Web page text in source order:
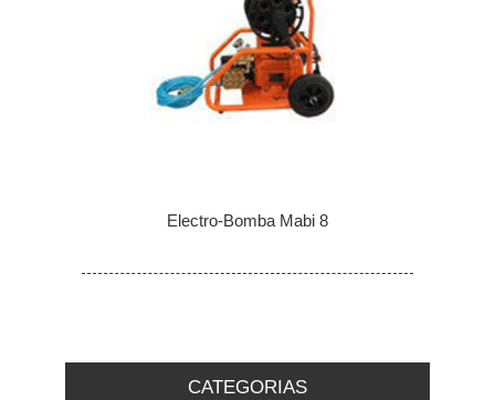
Electro-Bomba Mabi 8
CATEGORIAS